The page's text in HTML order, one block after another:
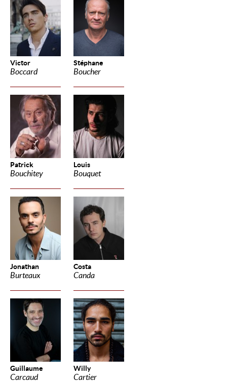
Victor
Boccard
Stéphane
Boucher
Patrick
Bouchitey
Louis
Bouquet
Jonathan
Burteaux
Costa
Canda
Guillaume
Carcaud
Willy
Cartier